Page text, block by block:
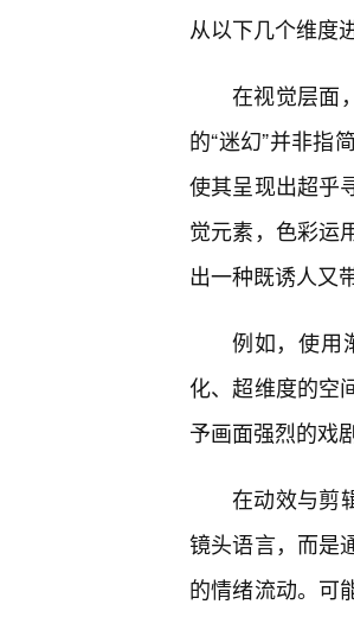
从以下几个维度
在视觉层面
的“迷幻”并非指
使其呈现出超乎
觉元素，色彩运
出一种既诱人又
例如，使用
化、超维度的空
予画面强烈的戏
在动效与剪
镜头语言，而是
的情绪流动。可